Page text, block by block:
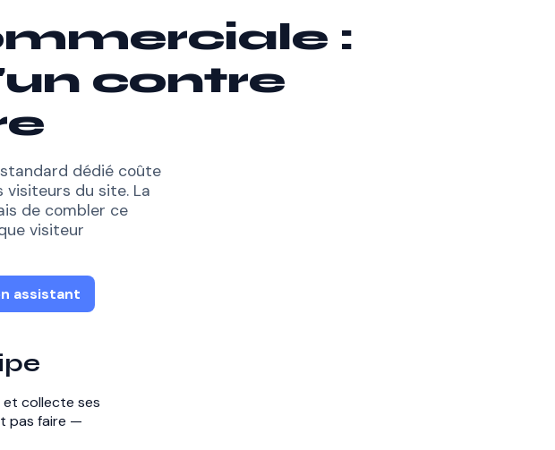
:
contre
dédié coûte
du site. La
de combler ce
visiteur
assistant
et collecte ses
pas faire —